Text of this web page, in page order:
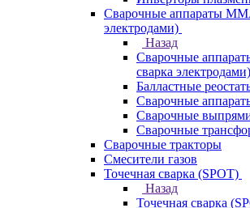
Сварочные аппараты
электродами)
Назад
Сварочные
сварка электродами)
Балластные
Сварочные
Сварочные
Сварочные
Сварочные тракторы
Смесители газов
Точечная сварка (SPOT)
Назад
Точечная сварка